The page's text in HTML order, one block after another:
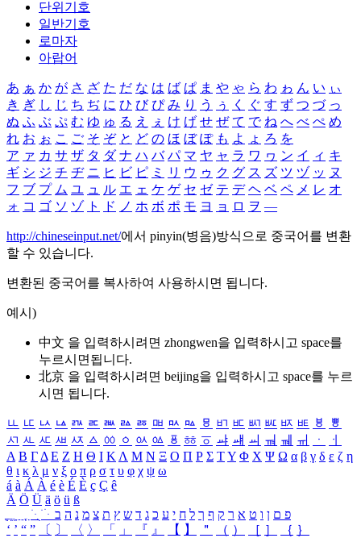
단위기호
일반기호
로마자
아랍어
あ ぁ か が さ ざ た だ な は ば ぱ ま や ゃ ら わ ゎ ん い ぃ
き ぎ し じ ち ぢ に ひ び ぴ み り う ぅ く ぐ す ず つ づ っ
ぬ ふ ぶ ぷ む ゆ ゅ る え ぇ け げ せ ぜ て で ね へ べ ぺ め
れ お ぉ こ ご そ ぞ と ど の ほ ぼ ぽ も よ ょ ろ を
ア ァ カ サ ザ タ ダ ナ ハ バ パ マ ヤ ャ ラ ワ ヮ ン イ ィ キ
ギ シ ジ チ ヂ ニ ヒ ビ ピ ミ リ ウ ゥ ク グ ス ズ ツ ヅ ッ ヌ
フ ブ プ ム ユ ュ ル エ ェ ケ ゲ セ ゼ テ デ ヘ ベ ペ メ レ オ
ォ コ ゴ ソ ゾ ト ド ノ ホ ボ ポ モ ヨ ョ ロ ヲ ―
http://chineseinput.net/에서 pinyin(병음)방식으로 중국어를 변환
할 수 있습니다.
변환된 중국어를 복사하여 사용하시면 됩니다.
예시)
中文 을 입력하시려면 zhongwen을 입력하시고 space를
누르시면됩니다.
北京 을 입력하시려면 beijing을 입력하시고 space를 누르
시면 됩니다.
ㅥ ㅦ ㅧ ㅨ ㅩ ㅪ ㅫ ㅬ ㅭ ㅮ ㅯ ㅰ ㅱ ㅲ ㅳ ㅴ ㅵ ㅶ ㅷ ㅸ
ㅹ
ㅺ ㅻ ㅼ ㅽ ㅾ ㅿ ㆀ ㆁ ㆂ ㆃ ㆄ ㆅ ㆆ ㆇ ㆈ ㆉ ㆊ ㆋ ㆌ ㆍ
ㆎ
Α Β ΓΔ Ε Ζ Η Θ Ι ΚΛ Μ Ν Ξ Ο Π Ρ Σ ΤΥ Φ Χ Ψ Ω α β γ δ ε ζ η
θ ι κ λ μ ν ξ ο π ρ σ τ υ φ χ ψ ω
á à Á À é è É È ç Ç ê
Ä Ö Ü ä ö ü ß
ִֶֹ ֻּ ׁׂ פ ם ן ו ט א ר ק ף ך ל ח י ע כ ג ד ש ץ ת צ מ נ ה ב
‘ ’ “ ” 〔 〕 〈 〉 「 」 『 』 【 】 ＂ （ ） ［ ］ ｛ ｝